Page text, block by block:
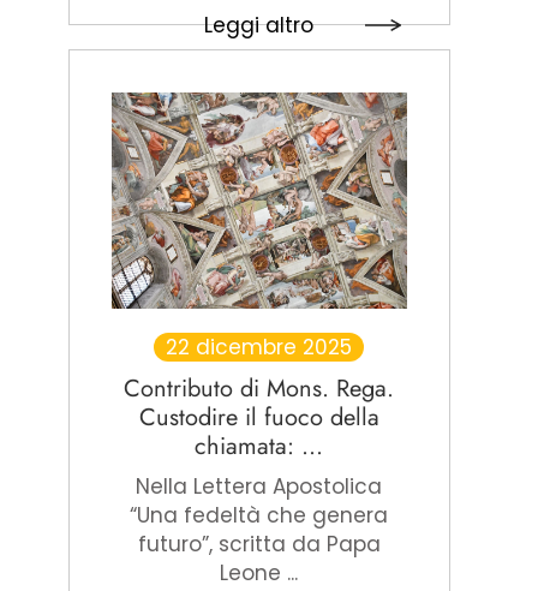
Leggi altro
22 dicembre 2025
Contributo di Mons. Rega.
Custodire il fuoco della
chiamata: ...
Nella Lettera Apostolica
“Una fedeltà che genera
futuro”, scritta da Papa
Leone ...